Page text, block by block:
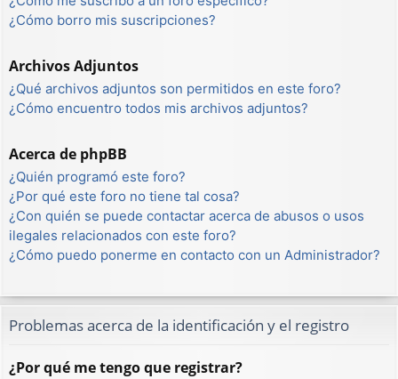
¿Cómo borro mis suscripciones?
Archivos Adjuntos
¿Qué archivos adjuntos son permitidos en este foro?
¿Cómo encuentro todos mis archivos adjuntos?
Acerca de phpBB
¿Quién programó este foro?
¿Por qué este foro no tiene tal cosa?
¿Con quién se puede contactar acerca de abusos o usos
ilegales relacionados con este foro?
¿Cómo puedo ponerme en contacto con un Administrador?
Problemas acerca de la identificación y el registro
¿Por qué me tengo que registrar?